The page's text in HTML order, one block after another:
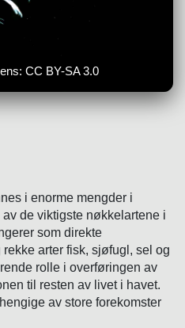
CC BY-SA 3.0
i enorme mengder i
de viktigste nøkkelartene i
som direkte
arter fisk, sjøfugl, sel og
rolle i overføringen av
til resten av livet i havet.
av store forekomster